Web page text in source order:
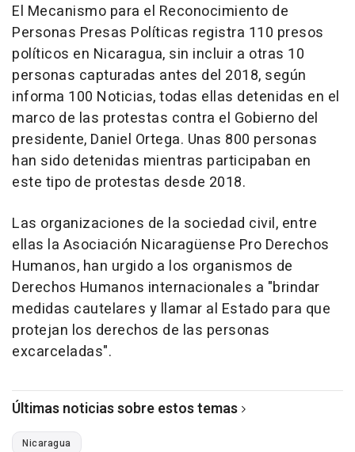
El Mecanismo para el Reconocimiento de
Personas Presas Políticas registra 110 presos
políticos en Nicaragua, sin incluir a otras 10
personas capturadas antes del 2018, según
informa 100 Noticias, todas ellas detenidas en el
marco de las protestas contra el Gobierno del
presidente, Daniel Ortega. Unas 800 personas
han sido detenidas mientras participaban en
este tipo de protestas desde 2018.
Las organizaciones de la sociedad civil, entre
ellas la Asociación Nicaragüense Pro Derechos
Humanos, han urgido a los organismos de
Derechos Humanos internacionales a "brindar
medidas cautelares y llamar al Estado para que
protejan los derechos de las personas
excarceladas".
Últimas noticias sobre estos temas
Nicaragua